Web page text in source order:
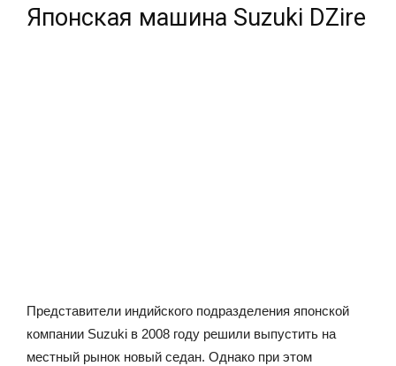
Японская машина Suzuki DZire
Представители индийского подразделения японской
компании Suzuki в 2008 году решили выпустить на
местный рынок новый седан. Однако при этом